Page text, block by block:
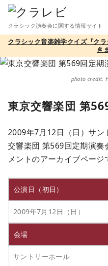
テ
ツ
クラシック演奏会に関する情報サイト
クラシック音楽雑学クイズ『ク
き
photo credit:
東京交響楽団 第
2009年7月12日（日）サ
交響楽団 第569回定期演奏
メントのアーカイブページ
公演日（初日）
2009年7月12日（日）
会場
サントリーホール